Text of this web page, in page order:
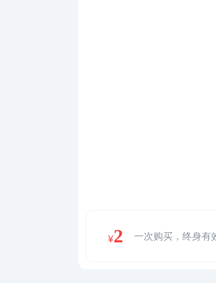
¥2 一次购买，终身有